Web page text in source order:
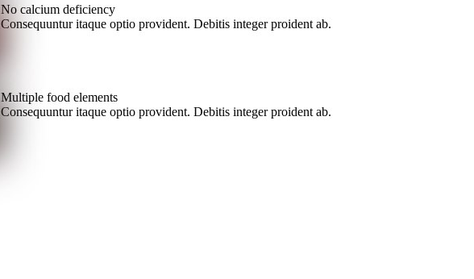
No calcium deficiency
Consequuntur itaque optio provident. Debitis integer proident ab.
Multiple food elements
Consequuntur itaque optio provident. Debitis integer proident ab.